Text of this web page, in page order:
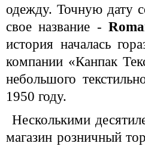
одежду. Точную дату
свое название -
история началась
компании «Канпак
небольшого
1950 году.
Несколькими
магазин розничный